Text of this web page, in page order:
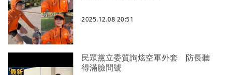
2025.12.08 20:51
民眾黨立委質詢炫空軍外套 防長聽
得滿臉問號